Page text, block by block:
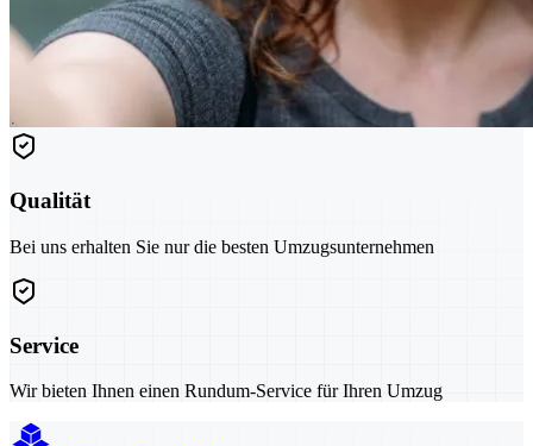
Qualität
Bei uns erhalten Sie nur die besten Umzugsunternehmen
Service
Wir bieten Ihnen einen Rundum-Service für Ihren Umzug